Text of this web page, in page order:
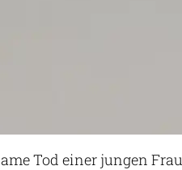
Tod einer jungen Frau